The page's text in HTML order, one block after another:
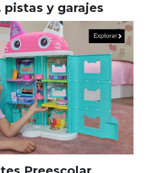
pistas y garajes